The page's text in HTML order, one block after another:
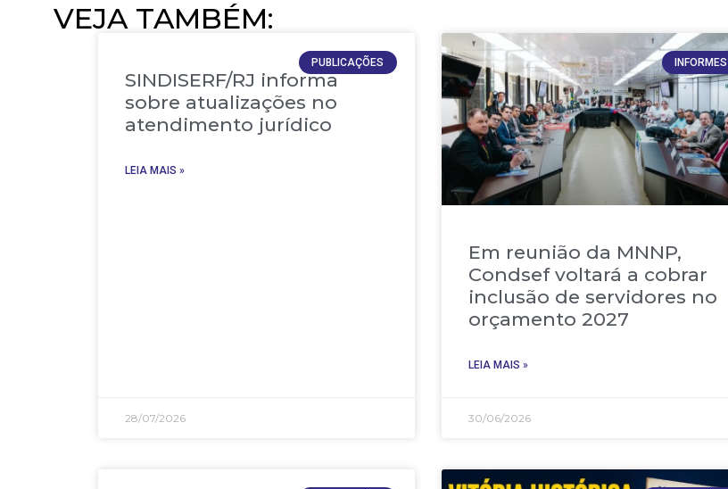
VEJA TAMBÉM:​
PUBLICAÇÕES
SINDISERF/RJ informa
sobre atualizações no
atendimento jurídico
LEIA MAIS »
28/07/2026
INFORMES
Em reunião da MNNP,
Condsef voltará a cobrar
inclusão de servidores no
orçamento 2027
LEIA MAIS »
30/06/2026